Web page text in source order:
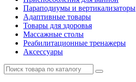
Параподиумы и вертикализаторы
Адаптивные товары
Товары для здоровья
Массажные столы
Реабилитационные тренажеры
Аксессуары